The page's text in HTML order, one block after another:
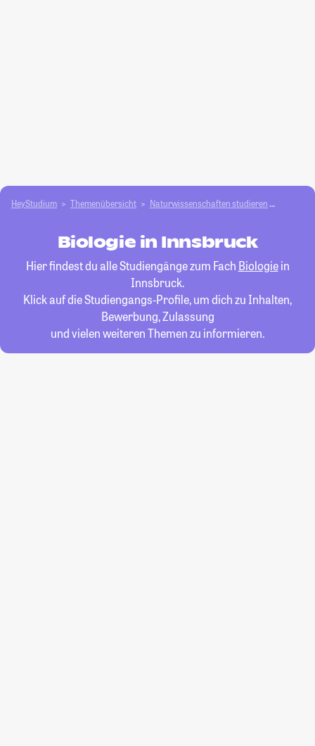
HeyStudium Themenübersicht Natur­wissenschaften studieren
Biologie in Innsbruck
Hier findest du alle Studiengänge zum Fach Biologiein
Innsbruck.
Klick auf die Studiengangs-Profile, um dich zu Inhalten,
Bewerbung, Zulassung
und vielen weiteren Themen zu informieren.